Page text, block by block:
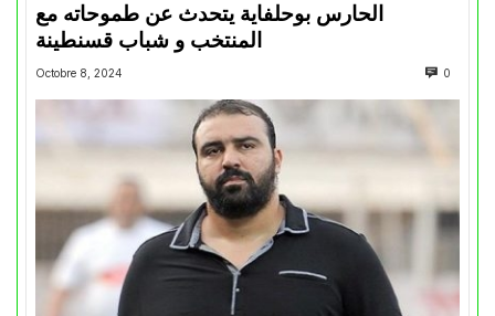
الحارس بوحلفاية يتحدث عن طموحاته مع
المنتخب و شباب قسنطينة
Octobre 8, 2024 0